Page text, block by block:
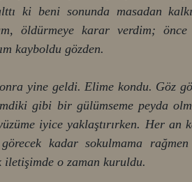
ki beni sonunda masadan
öldürmeye karar verdim;
kayboldu gözden.
yine geldi. Elime kondu. Göz
gibi bir gülümseme peyda
iyice yaklaştırırken. Her an
kadar sokulmama
iletişimde o zaman kuruldu.